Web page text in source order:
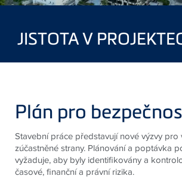
JISTOTA V
Plán pro
Stavební práce představují nové výzvy pro
zúčastněné strany. Plánování a poptávka
vyžaduje, aby byly identifikovány a
časové, finanční a právní rizika.